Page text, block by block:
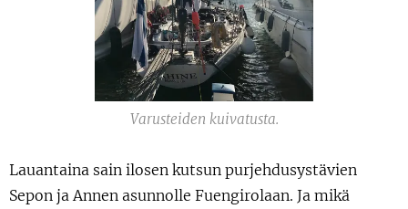
Varusteiden kuivatusta.
Lauantaina sain ilosen kutsun purjehdusystävien
Sepon ja Annen asunnolle Fuengirolaan. Ja mikä